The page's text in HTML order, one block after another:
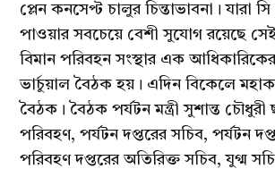
প্লেন কনসেপ্ট চালুর চিন্তাভাবনা। যারা সি
পাওয়ার সবচেয়ে বেশী সুযোগ রয়েছে
বিমান পরিবহন সংস্থার এক আধিকারিকের
ভার্চুয়াল বৈঠক হয়। এদিন বিকেলে
বৈঠক। বৈঠক পর্যটন মন্ত্রী সুশান্ত
পরিবহণ, পর্যটন দপ্তরের সচিব, পর্যটন
পরিবহণ দপ্তরের অতিরিক্ত সচিব, যুগ্ম